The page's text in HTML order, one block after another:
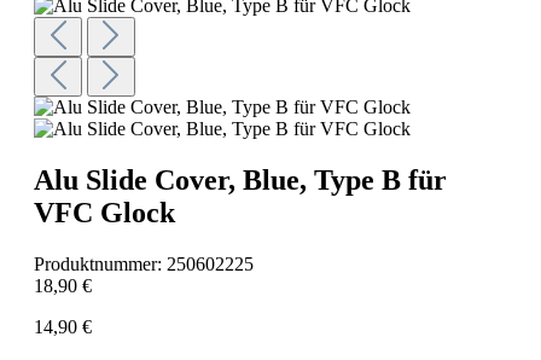
Alu Slide Cover, Blue, Type B für
VFC Glock
Produktnummer: 250602225
18,90 €
14,90 €